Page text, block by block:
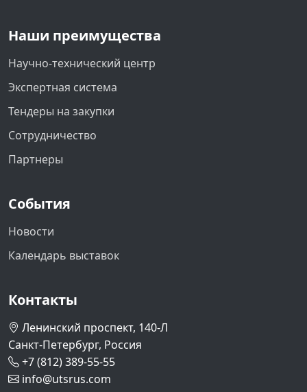
Наши преимущества
Научно-технический центр
Экспертная система
Тендеры на закупки
Сотрудничество
Партнеры
События
Новости
Календарь выставок
Контакты
Ленинский проспект, 140-Л
Санкт-Петербург, Россия
+7 (812) 389-55-55
info@utsrus.com